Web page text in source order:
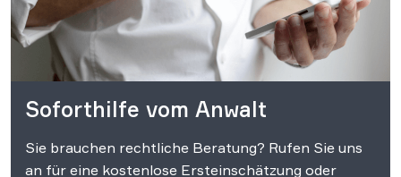
Soforthilfe vom Anwalt
Sie brauchen rechtliche Beratung? Rufen Sie uns
an für eine kostenlose Ersteinschätzung oder